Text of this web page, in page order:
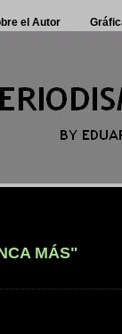
el Autor
MÁS"